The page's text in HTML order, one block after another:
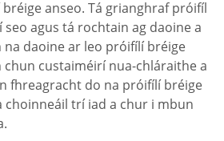
anseo. Tá grianghraf próifíl
agus tá rochtain ag daoine a
na daoine ar leo próifílí bréige
custaiméirí nua-chláraithe a
fhreagracht do na próifílí bréige
choinneáil trí iad a chur i mbun